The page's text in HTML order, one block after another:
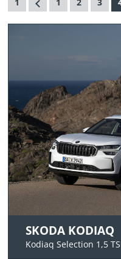
SKODA KODIAQ
Kodiaq Selection 1,5